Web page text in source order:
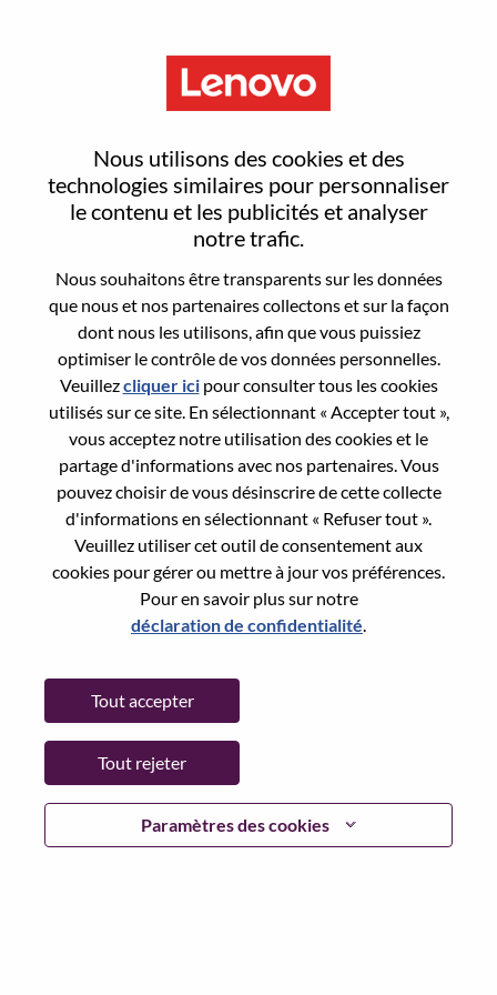
Nous utilisons des cookies et des
technologies similaires pour personnaliser
le contenu et les publicités et analyser
notre trafic.
Nous souhaitons être transparents sur les données
que nous et nos partenaires collectons et sur la façon
dont nous les utilisons, afin que vous puissiez
optimiser le contrôle de vos données personnelles.
Veuillezcliquer icipour consulter tous les cookies
utilisés sur ce site. En sélectionnant « Accepter tout »,
vous acceptez notre utilisation des cookies et le
partage d'informations avec nos partenaires. Vous
pouvez choisir de vous désinscrire de cette collecte
d'informations en sélectionnant « Refuser tout ».
Veuillez utiliser cet outil de consentement aux
cookies pour gérer ou mettre à jour vos préférences.
Pour en savoir plus sur notre
déclaration de confidentialité.
Paramètres des cookies
Tout accepter
Tout rejeter
Reset password
Are you sure you want to reset your
Enter the email address associated with your
account, then click "Continue".
We will email you a link to reset your
password.
Reset password with your e-mail
E-mail*
Continue
Go Back